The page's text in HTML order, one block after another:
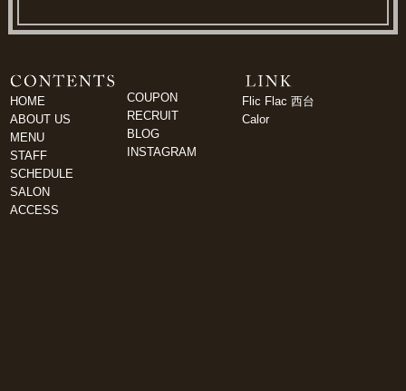
HOME
ABOUT US
MENU
STAFF
SCHEDULE
SALON
ACCESS
COUPON
RECRUIT
BLOG
INSTAGRAM
Flic Flac 西台
Calor